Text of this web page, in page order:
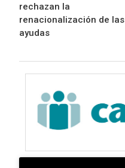
rechazan la
renacionalización de las
ayudas